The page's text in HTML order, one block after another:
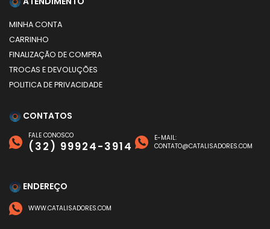
MINHA CONTA
CARRINHO
FINALIZAÇÃO DE COMPRA
TROCAS E DEVOLUÇÕES
POLITICA DE PRIVACIDADE
CONTATOS
FALE CONOSCO
(32) 99924-3914
E-MAIL:
CONTATO@CATALISADORES.COM
ENDEREÇO
WWW.CATALISADORES.COM